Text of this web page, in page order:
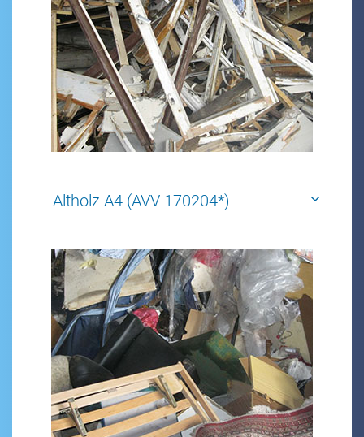
Altholz A4 (AVV 170204*)